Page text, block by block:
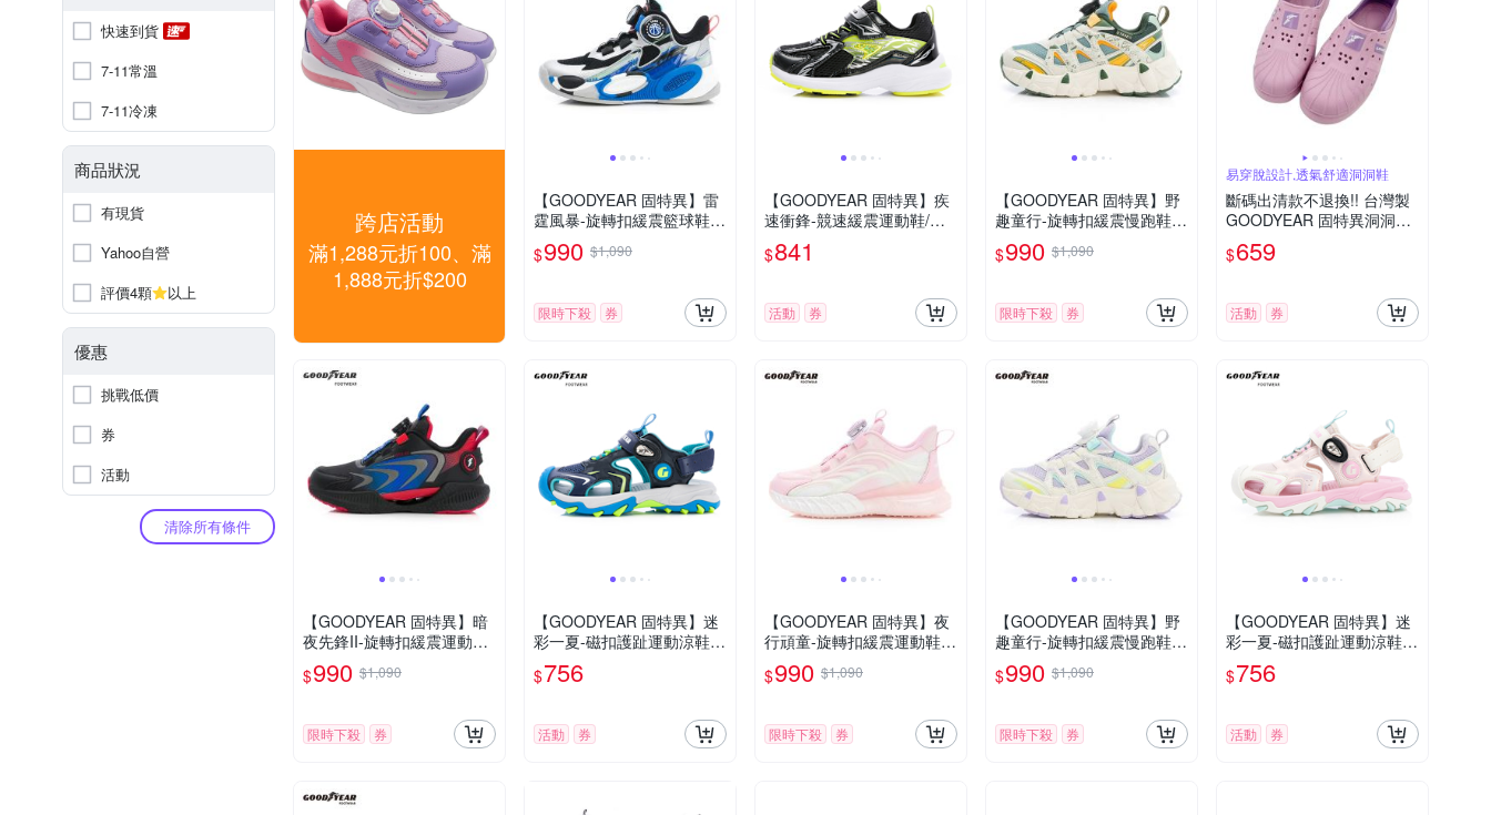
快速到貨
7-11常溫
7-11冷凍
商品狀況
有現貨
Yahoo自營
評價4顆
以上
優惠
挑戰低價
券
活動
清除所有條件
跨店活動
滿1,288元折100、滿
1,888元折$200
【GOODYEAR 固特異】雷
霆風暴-旋轉扣緩震籃球鞋/
童鞋 銀藍(GAKR68316)
$990 $1,090
限時下殺 券
【GOODYEAR 固特異】疾
速衝鋒-競速緩震運動鞋/童
鞋 護足 穩型 透氣 黑(GAKR
58300)
$841
活動 券
【GOODYEAR 固特異】野
趣童行-旋轉扣緩震慢跑鞋/
童鞋 透氣 綠色(GAKR5855
5)
$990 $1,090
限時下殺 券
易穿脫設計,透氣舒適洞洞鞋
斷碼出清款不退換!! 台灣製
GOODYEAR 固特異洞洞鞋
大童鞋 輕量涼鞋 女童鞋 女
鞋
$659
活動 券
【GOODYEAR 固特異】暗
夜先鋒II-旋轉扣緩震運動鞋/
童鞋 黑(GAKR58510)
$990 $1,090
限時下殺 券
【GOODYEAR 固特異】迷
彩一夏-磁扣護趾運動涼鞋/
童鞋19-23cm 藍色(GAKS58
916)
$756
活動 券
【GOODYEAR 固特異】夜
行頑童-旋轉扣緩震運動鞋/
童鞋 透氣 粉(GAKR58523)
$990 $1,090
限時下殺 券
【GOODYEAR 固特異】野
趣童行-旋轉扣緩震慢跑鞋/
童鞋 透氣 紫色(GAKR5855
7)
$990 $1,090
限時下殺 券
【GOODYEAR 固特異】迷
彩一夏-磁扣護趾運動涼鞋/
童鞋19-23cm 粉色(GAKS58
913)
$756
活動 券